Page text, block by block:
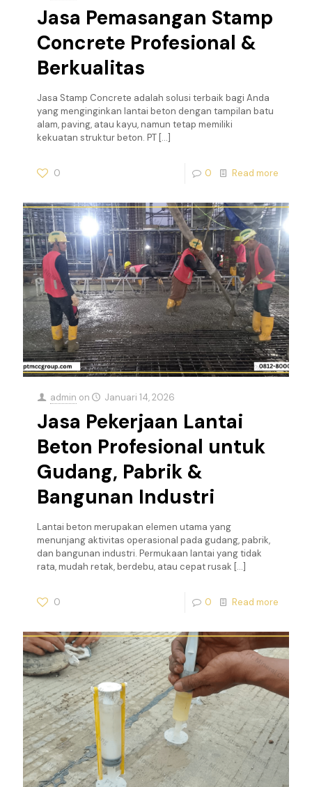
Jasa Pemasangan Stamp
Concrete Profesional &
Berkualitas
Jasa Stamp Concrete adalah solusi terbaik bagi Anda
yang menginginkan lantai beton dengan tampilan batu
alam, paving, atau kayu, namun tetap memiliki
kekuatan struktur beton. PT […]
0 0 Read more
admin on Januari 14, 2026
Jasa Pekerjaan Lantai
Beton Profesional untuk
Gudang, Pabrik &
Bangunan Industri
Lantai beton merupakan elemen utama yang
menunjang aktivitas operasional pada gudang, pabrik,
dan bangunan industri. Permukaan lantai yang tidak
rata, mudah retak, berdebu, atau cepat rusak […]
0 0 Read more